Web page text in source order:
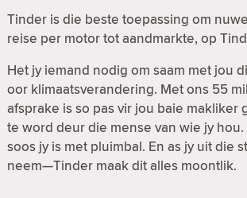
Tinder is die beste toepassing om
reise per motor tot aandmarkte, op
Het jy iemand nodig om saam met jou
oor klimaatsverandering. Met ons 55
afsprake is so pas vir jou baie
te word deur die mense van wie jy
soos jy is met pluimbal. En as jy uit die
neem—Tinder maak dit alles moontlik.